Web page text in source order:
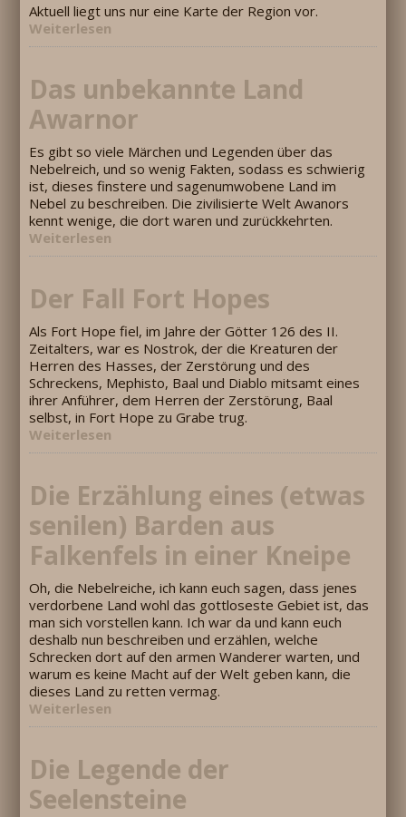
Aktuell liegt uns nur eine Karte der Region vor.
Weiterlesen
Das unbekannte Land
Awarnor
Es gibt so viele Märchen und Legenden über das
Nebelreich, und so wenig Fakten, sodass es schwierig
ist, dieses finstere und sagenumwobene Land im
Nebel zu beschreiben. Die zivilisierte Welt Awanors
kennt wenige, die dort waren und zurückkehrten.
Weiterlesen
Der Fall Fort Hopes
Als Fort Hope fiel, im Jahre der Götter 126 des II.
Zeitalters, war es Nostrok, der die Kreaturen der
Herren des Hasses, der Zerstörung und des
Schreckens, Mephisto, Baal und Diablo mitsamt eines
ihrer Anführer, dem Herren der Zerstörung, Baal
selbst, in Fort Hope zu Grabe trug.
Weiterlesen
Die Erzählung eines (etwas
senilen) Barden aus
Falkenfels in einer Kneipe
Oh, die Nebelreiche, ich kann euch sagen, dass jenes
verdorbene Land wohl das gottloseste Gebiet ist, das
man sich vorstellen kann. Ich war da und kann euch
deshalb nun beschreiben und erzählen, welche
Schrecken dort auf den armen Wanderer warten, und
warum es keine Macht auf der Welt geben kann, die
dieses Land zu retten vermag.
Weiterlesen
Die Legende der
Seelensteine